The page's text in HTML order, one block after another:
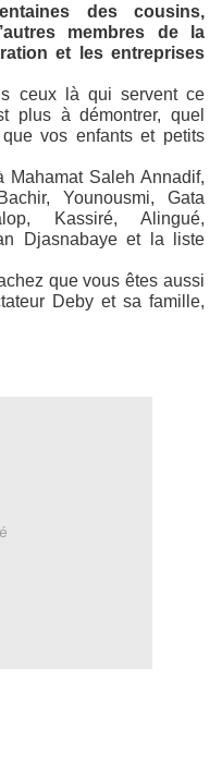
des cousins,
membres de la
et les entreprises
ceux là qui servent ce
plus à démontrer, quel
vos enfants et petits
Mahamat Saleh Annadif,
Younousmi, Gata
Kassiré, Alingué,
Djasnabaye et la liste
que vous êtes aussi
Deby et sa famille,